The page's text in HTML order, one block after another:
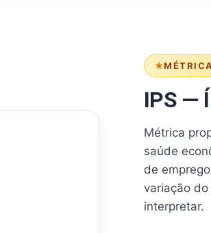
IPS —
Métrica
saúde
de
variação
interpretar.